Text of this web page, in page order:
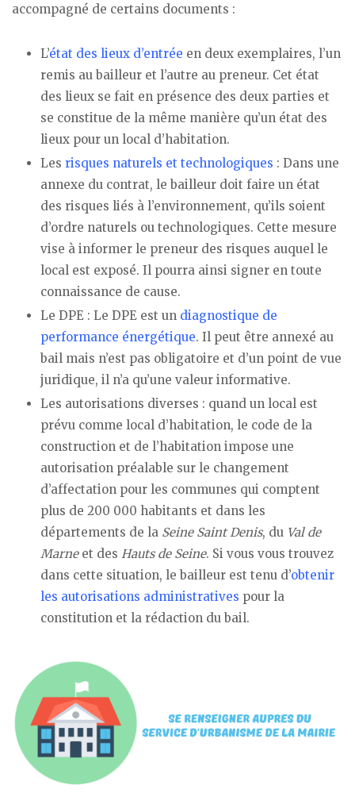
accompagné de certains documents :
L’état des lieux d’entrée en deux exemplaires, l’un
remis au bailleur et l’autre au preneur. Cet état
des lieux se fait en présence des deux parties et
se constitue de la même manière qu’un état des
lieux pour un local d’habitation.
Les risques naturels et technologiques : Dans une
annexe du contrat, le bailleur doit faire un état
des risques liés à l’environnement, qu’ils soient
d’ordre naturels ou technologiques. Cette mesure
vise à informer le preneur des risques auquel le
local est exposé. Il pourra ainsi signer en toute
connaissance de cause.
Le DPE : Le DPE est un diagnostique de
performance énergétique. Il peut être annexé au
bail mais n’est pas obligatoire et d’un point de vue
juridique, il n’a qu’une valeur informative.
Les autorisations diverses : quand un local est
prévu comme local d’habitation, le code de la
construction et de l’habitation impose une
autorisation préalable sur le changement
d’affectation pour les communes qui comptent
plus de 200 000 habitants et dans les
départements de la Seine Saint Denis, du Val de
Marneet des Hauts de Seine. Si vous vous trouvez
dans cette situation, le bailleur est tenu d’obtenir
les autorisations administratives pour la
constitution et la rédaction du bail.